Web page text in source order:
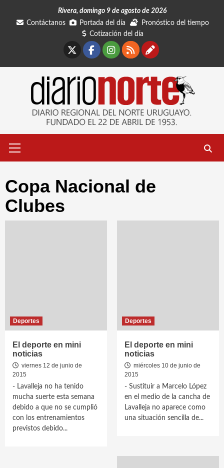
Rivera, domingo 9 de agosto de 2026
Contáctanos
Portada del día
Pronóstico del tiempo
Cotización del día
Facebook
Instagram
RSSContáctanos
primario
Copa Nacional de
Clubes
Deportes
El deporte en mini
noticias
viernes 12 de junio de
2015
- Lavalleja no ha tenido
mucha suerte esta semana
debido a que no se cumplió
con los entrenamientos
previstos debido...
Deportes
El deporte en mini
noticias
miércoles 10 de junio de
2015
- Sustituir a Marcelo López
en el medio de la cancha de
Lavalleja no aparece como
una situación sencilla de...